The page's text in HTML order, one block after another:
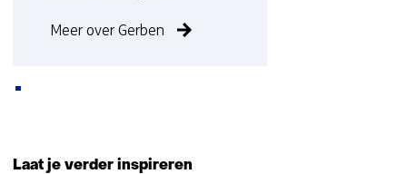
Meer over Gerben
Laat je verder inspireren